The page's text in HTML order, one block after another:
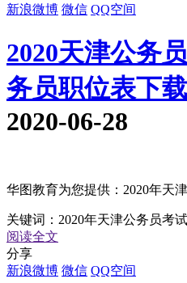
新浪微博 微信 QQ空间
2020天津公务
务员职位表下载
2020-06-28
华图教育为您提供：2020年天
关键词： 2020年天津公务员考
阅读全文
分享
新浪微博 微信 QQ空间